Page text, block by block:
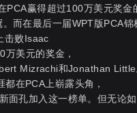
PCA赢得超过100万美元奖金
而在最后一届WPT版PCA锦
击败Isaac
美元的奖金，
Mizrachi和Jonathan Little
在PCA上崭露头角，
面孔加入这一榜单。但无论如